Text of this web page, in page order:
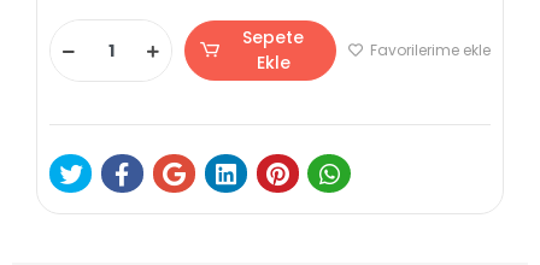
Sepete
Ekle
Favorilerime ekle